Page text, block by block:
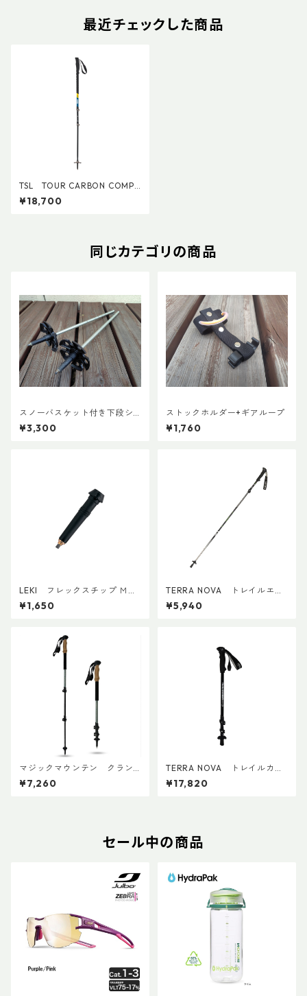
最近チェックした商品
TSL TOUR CARBON COMPA
CT 3
¥18,700
同じカテゴリの商品
スノーバスケット付き下段シ
ャフト(ペア)
¥3,300
ストックホルダー+ギアループ
¥1,760
LEKI フレックスチップ Ｍ（1
個）
¥1,650
TERRA NOVA トレイルエリ
ート(1本)
¥5,940
マジックマウンテン クラン
プペアー(ペア)
¥7,260
TERRA NOVA トレイルカー
ボンADDカスタム Ver.2 (ペ
ア)
¥17,820
セール中の商品